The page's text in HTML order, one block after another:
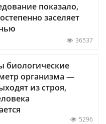
показало,
заселяет
36537
биологические
организма —
из строя,
5296